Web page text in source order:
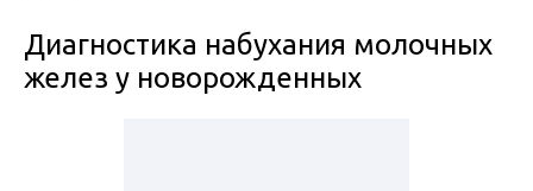
Диагностика набухания молочных
желез у новорожденных